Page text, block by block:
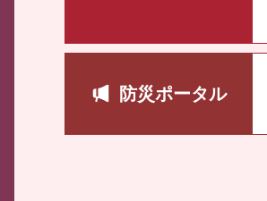
防災ポータル